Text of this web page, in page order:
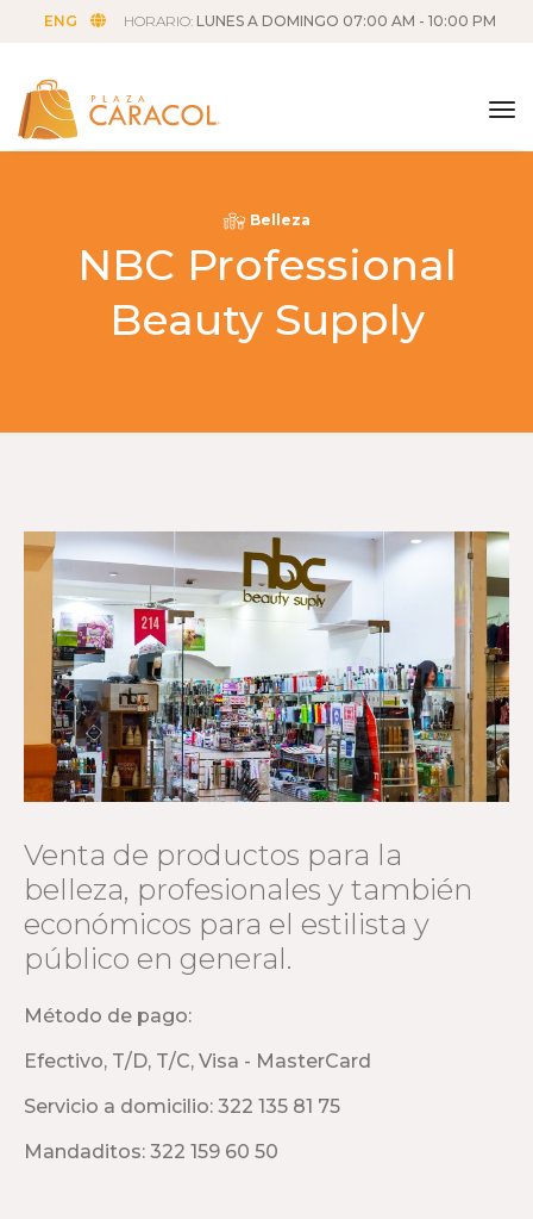
ENG HORARIO: LUNES A DOMINGO 07:00 AM - 10:00 PM
Belleza
NBC Professional
Beauty Supply
Venta de productos para la
belleza, profesionales y también
económicos para el estilista y
público en general.
Método de pago:
Efectivo, T/D, T/C, Visa - MasterCard
Servicio a domicilio: 322 135 81 75
Mandaditos: 322 159 60 50